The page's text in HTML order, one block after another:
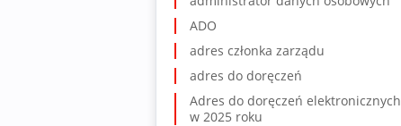
ADO
adres członka zarządu
adres do doręczeń
Adres do doręczeń elektronicznych
w 2025 roku